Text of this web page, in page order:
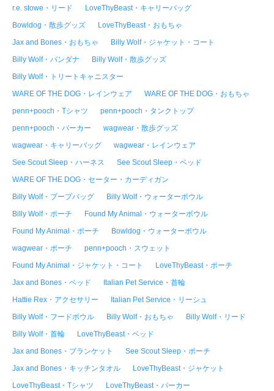
r.e. stowe・リード
LoveThyBeast・キャリーバッグ
Bowldog・散歩グッズ
LoveThyBeast・おもちゃ
Jax and Bones・おもちゃ
Billy Wolf・ジャケット・コート
Billy Wolf・バンダナ
Billy Wolf・散歩グッズ
Billy Wolf・トリートキャニスター
WARE OF THE DOG・レインウェア
WARE OF THE DOG・おもちゃ
penn+pooch・Tシャツ
penn+pooch・タンクトップ
penn+pooch・パーカー
wagwear・散歩グッズ
wagwear・キャリーバッグ
wagwear・レインウェア
See Scout Sleep・ハーネス
See Scout Sleep・ベッド
WARE OF THE DOG・セーター・カーディガン
Billy Wolf・プープバッグ
Billy Wolf・ウォーターボウル
Billy Wolf・ポーチ
Found My Animal・ウォーターボウル
Found My Animal・ポーチ
Bowldog・ウォーターボウル
wagwear・ポーチ
penn+pooch・スウェット
Found My Animal・ジャケット・コート
LoveThyBeast・ポーチ
Jax and Bones・ベッド
Italian Pet Service・首輪
Hattie Rex・アクセサリー
Italian Pet Service・リーシュ
Billy Wolf・フードボウル
Billy Wolf・おもちゃ
Billy Wolf・リード
Billy Wolf・首輪
LoveThyBeast・ベッド
Jax and Bones・ブランケット
See Scout Sleep・ポーチ
Jax and Bones・キッチンタオル
LoveThyBeast・ジャケット
LoveThyBeast・Tシャツ
LoveThyBeast・パーカー